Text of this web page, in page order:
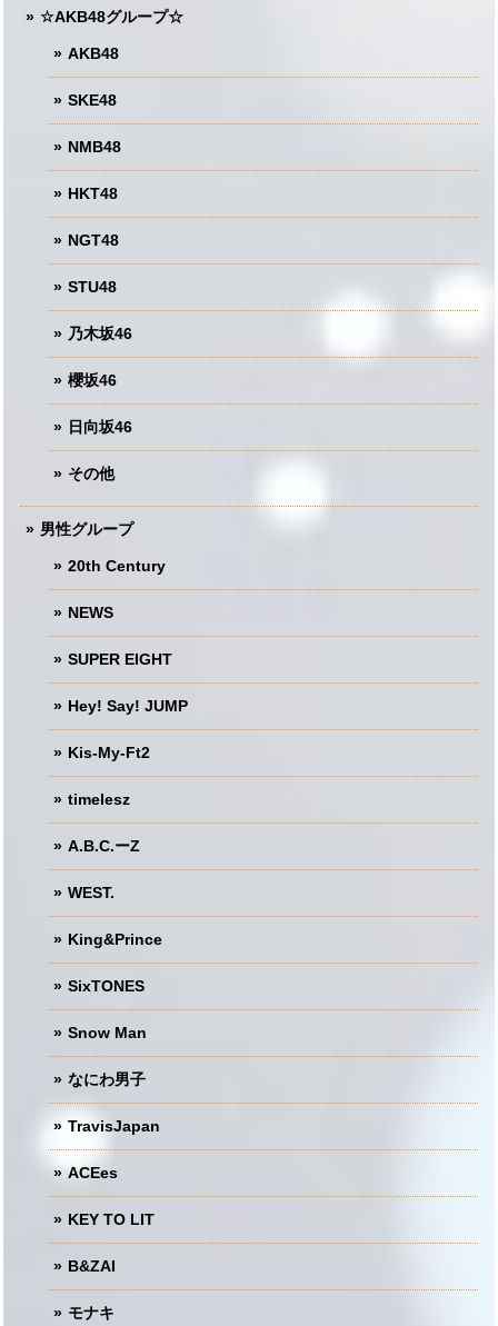
☆AKB48グループ☆
AKB48
SKE48
NMB48
HKT48
NGT48
STU48
乃木坂46
櫻坂46
日向坂46
その他
男性グループ
20th Century
NEWS
SUPER EIGHT
Hey! Say! JUMP
Kis-My-Ft2
timelesz
A.B.C.ーZ
WEST.
King&Prince
SixTONES
Snow Man
なにわ男子
TravisJapan
ACEes
KEY TO LIT
B&ZAI
モナキ